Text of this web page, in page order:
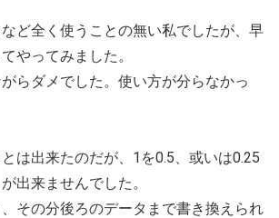
ど全く使うことの無い私でしたが、早
やってみました。
らダメでした。使い方が分らなかっ
は出来たのだが、1を0.5、或いは0.25
出来ませんでした。
その分後ろのデータまで書き換えられ